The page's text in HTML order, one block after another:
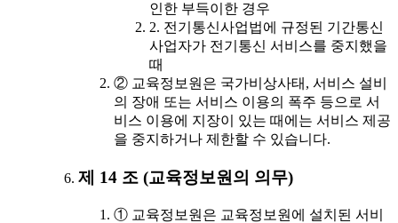
인한 부득이한 경우
2. 전기통신사업법에 규정된 기간통신
사업자가 전기통신 서비스를 중지했을
때
② 교육정보원은 국가비상사태, 서비스 설비
의 장애 또는 서비스 이용의 폭주 등으로 서
비스 이용에 지장이 있는 때에는 서비스 제공
을 중지하거나 제한할 수 있습니다.
제 14 조 (교육정보원의 의무)
① 교육정보원은 교육정보원에 설치된 서비